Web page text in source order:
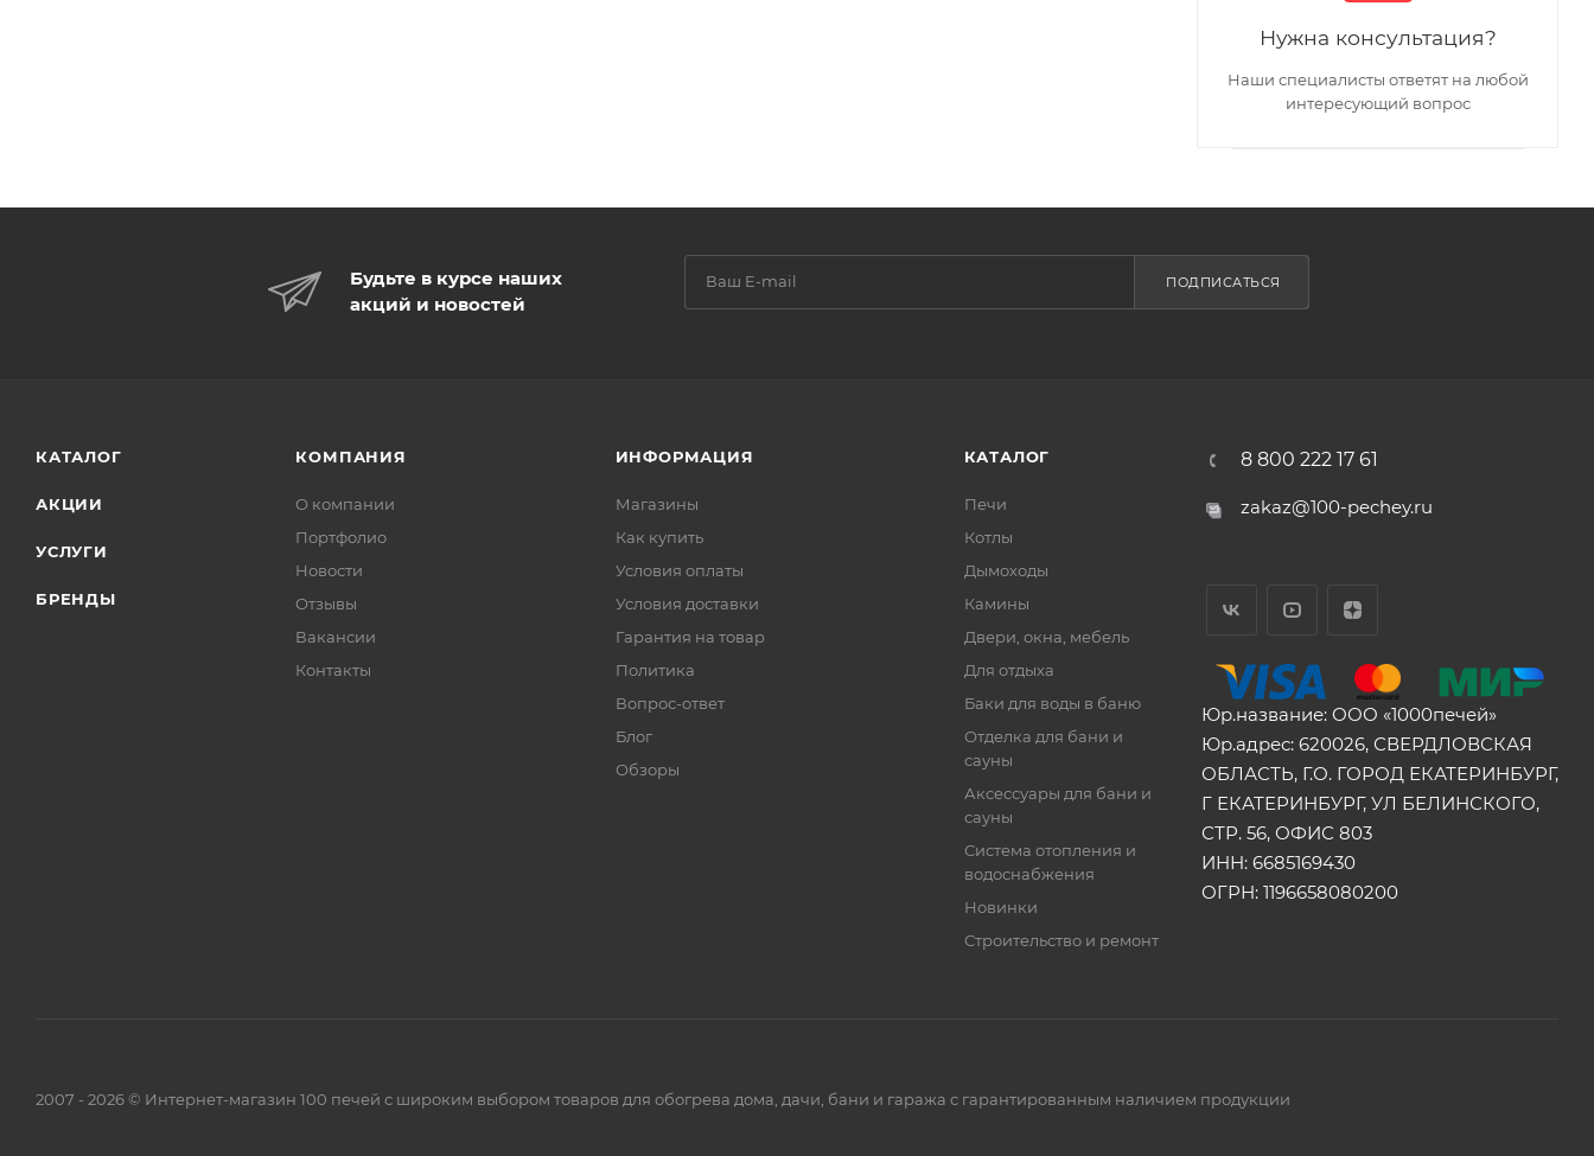
Нужна консультация?
Наши специалисты ответят на любой
интересующий вопрос
Будьте в курсе наших
акций и новостей
ПОДПИСАТЬСЯ
КАТАЛОГ
АКЦИИ
УСЛУГИ
БРЕНДЫ
КОМПАНИЯ
О компании
Портфолио
Новости
Отзывы
Вакансии
Контакты
ИНФОРМАЦИЯ
Магазины
Как купить
Условия оплаты
Условия доставки
Гарантия на товар
Политика
Вопрос-ответ
Блог
Обзоры
КАТАЛОГ
Печи
Котлы
Дымоходы
Камины
Двери, окна, мебель
Для отдыха
Баки для воды в баню
Отделка для бани и
сауны
Аксессуары для бани и
сауны
Система отопления и
водоснабжения
Новинки
Строительство и ремонт
8 800 222 17 61
zakaz@100-pechey.ru
Юр.название: ООО «1000печей»
Юр.адрес: 620026, СВЕРДЛОВСКАЯ
ОБЛАСТЬ, Г.О. ГОРОД ЕКАТЕРИНБУРГ,
Г ЕКАТЕРИНБУРГ, УЛ БЕЛИНСКОГО,
СТР. 56, ОФИС 803
ИНН: 6685169430
ОГРН: 1196658080200
2007 - 2026 © Интернет-магазин 100 печей с широким выбором товаров для обогрева дома, дачи, бани и гаража с гарантированным наличием продукции